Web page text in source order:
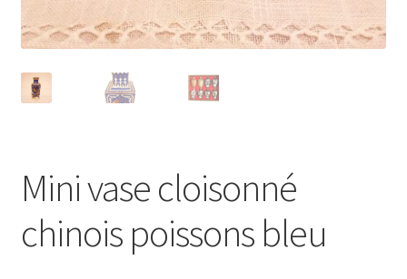
Mini vase cloisonné
chinois poissons bleu